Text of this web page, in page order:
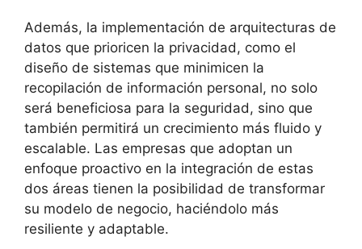
Además, la implementación de arquitecturas de
datos que prioricen la privacidad, como el
diseño de sistemas que minimicen la
recopilación de información personal, no solo
será beneficiosa para la seguridad, sino que
también permitirá un crecimiento más fluido y
escalable. Las empresas que adoptan un
enfoque proactivo en la integración de estas
dos áreas tienen la posibilidad de transformar
su modelo de negocio, haciéndolo más
resiliente y adaptable.